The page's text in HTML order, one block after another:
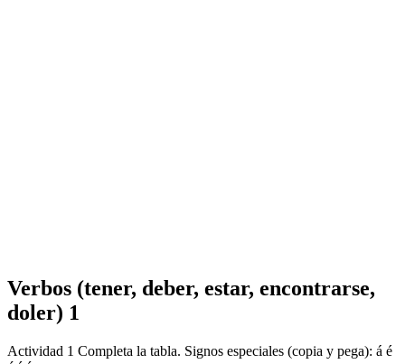
Verbos (tener, deber, estar, encontrarse,
doler) 1
Actividad 1 Completa la tabla. Signos especiales (copia y pega): á é